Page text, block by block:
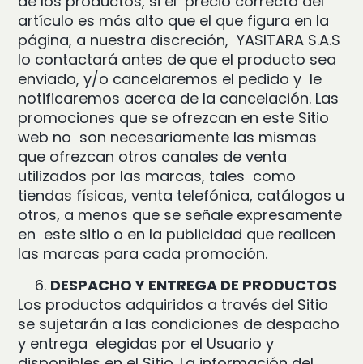
artículo es más alto que el que figura en la
página, a nuestra discreción, YASITARA S.A.S
lo contactará antes de que el producto sea
enviado, y/o cancelaremos el pedido y le
notificaremos acerca de la cancelación. Las
promociones que se ofrezcan en este Sitio
web no son necesariamente las mismas
que ofrezcan otros canales de venta
utilizados por las marcas, tales como
tiendas físicas, venta telefónica, catálogos u
otros, a menos que se señale expresamente
en este sitio o en la publicidad que realicen
las marcas para cada promoción.
DESPACHO Y ENTREGA DE PRODUCTOS
Los productos adquiridos a través del Sitio
se sujetarán a las condiciones de despacho
y entrega elegidas por el Usuario y